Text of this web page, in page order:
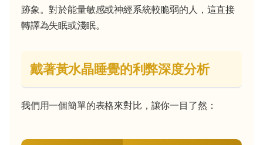
跡象。對於能量敏感或神經系統較脆弱的人，這直接
轉譯為失眠或淺眠。
戴著黃水晶睡覺的利弊深度分析
我們用一個簡單的表格來對比，讓你一目了然：